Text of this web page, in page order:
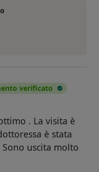
verificato
. La visita è
è stata
uscita molto